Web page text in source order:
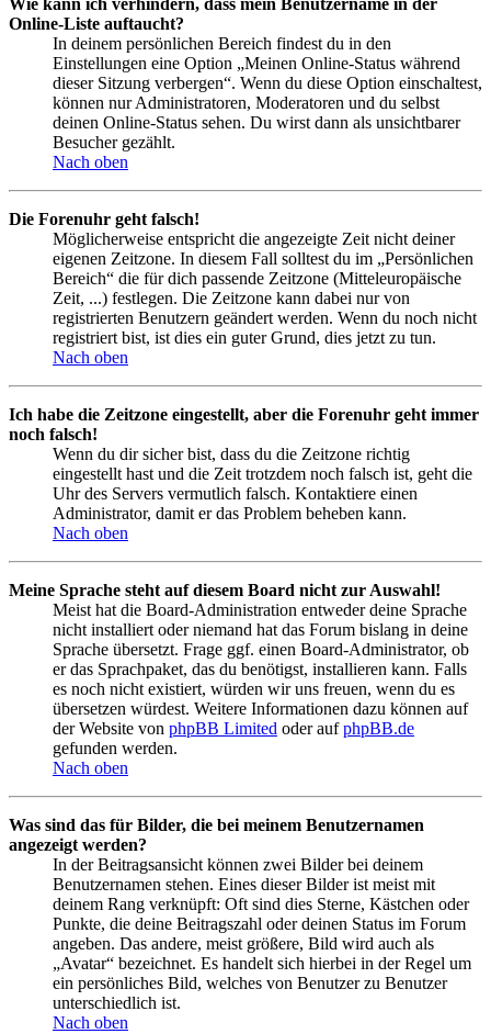
Wie kann ich verhindern, dass mein Benutzername in der
Online-Liste auftaucht?
In deinem persönlichen Bereich findest du in den
Einstellungen eine Option „Meinen Online-Status während
dieser Sitzung verbergen“. Wenn du diese Option einschaltest,
können nur Administratoren, Moderatoren und du selbst
deinen Online-Status sehen. Du wirst dann als unsichtbarer
Besucher gezählt.
Nach oben
Die Forenuhr geht falsch!
Möglicherweise entspricht die angezeigte Zeit nicht deiner
eigenen Zeitzone. In diesem Fall solltest du im „Persönlichen
Bereich“ die für dich passende Zeitzone (Mitteleuropäische
Zeit, ...) festlegen. Die Zeitzone kann dabei nur von
registrierten Benutzern geändert werden. Wenn du noch nicht
registriert bist, ist dies ein guter Grund, dies jetzt zu tun.
Nach oben
Ich habe die Zeitzone eingestellt, aber die Forenuhr geht immer
noch falsch!
Wenn du dir sicher bist, dass du die Zeitzone richtig
eingestellt hast und die Zeit trotzdem noch falsch ist, geht die
Uhr des Servers vermutlich falsch. Kontaktiere einen
Administrator, damit er das Problem beheben kann.
Nach oben
Meine Sprache steht auf diesem Board nicht zur Auswahl!
Meist hat die Board-Administration entweder deine Sprache
nicht installiert oder niemand hat das Forum bislang in deine
Sprache übersetzt. Frage ggf. einen Board-Administrator, ob
er das Sprachpaket, das du benötigst, installieren kann. Falls
es noch nicht existiert, würden wir uns freuen, wenn du es
übersetzen würdest. Weitere Informationen dazu können auf
der Website von phpBB Limited oder aufphpBB.de
gefunden werden.
Nach oben
Was sind das für Bilder, die bei meinem Benutzernamen
angezeigt werden?
In der Beitragsansicht können zwei Bilder bei deinem
Benutzernamen stehen. Eines dieser Bilder ist meist mit
deinem Rang verknüpft: Oft sind dies Sterne, Kästchen oder
Punkte, die deine Beitragszahl oder deinen Status im Forum
angeben. Das andere, meist größere, Bild wird auch als
„Avatar“ bezeichnet. Es handelt sich hierbei in der Regel um
ein persönliches Bild, welches von Benutzer zu Benutzer
unterschiedlich ist.
Nach oben